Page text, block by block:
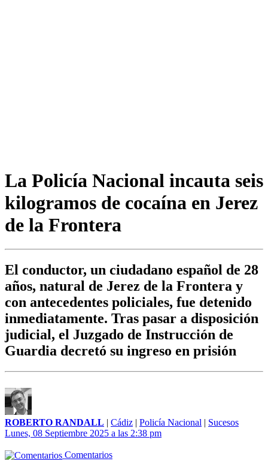
La Policía Nacional incauta seis
kilogramos de cocaína en Jerez
de la Frontera
El conductor, un ciudadano español de 28
años, natural de Jerez de la Frontera y
con antecedentes policiales, fue detenido
inmediatamente. Tras pasar a disposición
judicial, el Juzgado de Instrucción de
Guardia decretó su ingreso en prisión
ROBERTO RANDALL | Cádiz | Policía Nacional | Sucesos
Lunes, 08 Septiembre 2025 a las 2:38 pm
Comentarios